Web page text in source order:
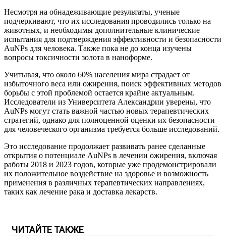
Несмотря на обнадеживающие результаты, ученые
подчеркивают, что их исследования проводились только на
животных, и необходимы дополнительные клинические
испытания для подтверждения эффективности и безопасности
AuNPs для человека. Также пока не до конца изучены
вопросы токсичности золота в наноформе.
Учитывая, что около 60% населения мира страдает от
избыточного веса или ожирения, поиск эффективных методов
борьбы с этой проблемой остается крайне актуальным.
Исследователи из Университета Александрии уверены, что
AuNPs могут стать важной частью новых терапевтических
стратегий, однако для полноценной оценки их безопасности
для человеческого организма требуется больше исследований.
Это исследование продолжает развивать ранее сделанные
открытия о потенциале AuNPs в лечении ожирения, включая
работы 2018 и 2023 годов, которые уже продемонстрировали
их положительное воздействие на здоровье и возможность
применения в различных терапевтических направлениях,
таких как лечение рака и доставка лекарств.
ЧИТАЙТЕ ТАКЖЕ